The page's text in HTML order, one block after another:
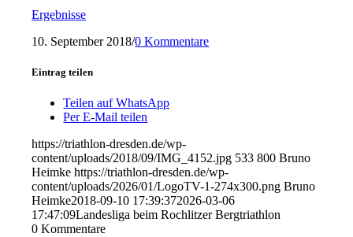
Ergebnisse
10. September 2018/0 Kommentare
Eintrag teilen
Teilen auf WhatsApp
Per E-Mail teilen
https://triathlon-dresden.de/wp-
content/uploads/2018/09/IMG_4152.jpg 533 800 Bruno
Heimke https://triathlon-dresden.de/wp-
content/uploads/2026/01/LogoTV-1-274x300.png Bruno
Heimke2018-09-10 17:39:372026-03-06
17:47:09Landesliga beim Rochlitzer Bergtriathlon
0 Kommentare